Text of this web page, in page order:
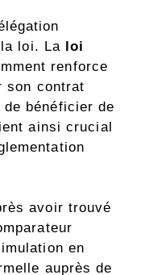
loi. La loi
renforce
son contrat
de bénéficier de
ainsi crucial
avoir trouvé
en
auprès de